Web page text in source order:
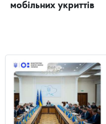
мобільних укриттів